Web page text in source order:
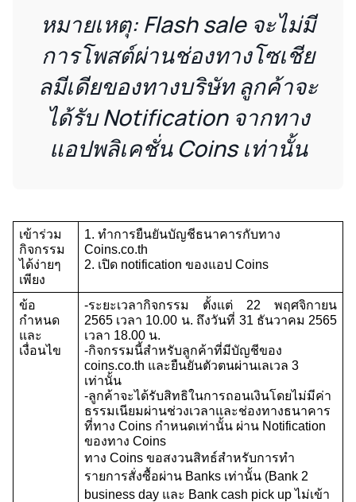
หมายเหตุ: Flash sale จะไม่มี
การโพสต์ผ่านช่องทางโซเชีย
ลมีเดียของทางบริษัท ลูกค้าจะ
ได้รับ Notification จากทาง
แอปพลิเคชั่น Coins เท่านั้น
เข้าร่วม
กิจกรรม
ได้ง่ายๆ
เพียง
1. ทำการยืนยันบัญชีธนาคารกับทาง
Coins.co.th
2. เปิด notification ของแอป Coins
ข้อ
กำหนด
และ
เงื่อนไข
-ระยะเวลากิจกรรม ตั้งแต่ 22 พฤศจิกายน
2565 เวลา 10.00 น. ถึงวันที่ 31 ธันวาคม 2565
เวลา 18.00 น.
-กิจกรรมนี้สำหรับลูกค้าที่มีบัญชีของ
coins.co.th และยืนยันตัวตนผ่านเลเวล 3
เท่านั้น
-ลูกค้าจะได้รับสิทธิในการถอนเงินโดยไม่มีค่า
ธรรมเนียมผ่านช่วงเวลาและช่องทางธนาคาร
ที่ทาง Coins กำหนดเท่านั้น ผ่าน Notification
ของทาง Coins
ทาง Coins ขอสงวนสิทธ์สำหรับการทำ
รายการสั่งซื้อผ่าน Banks เท่านั้น (Bank 2
business day และ Bank cash pick up ไม่เข้า